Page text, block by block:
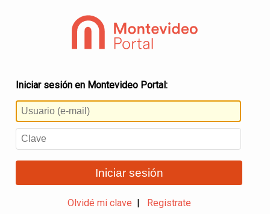
Iniciar sesión en Montevideo Portal:
Iniciar sesión
Olvidé mi clave Registrate